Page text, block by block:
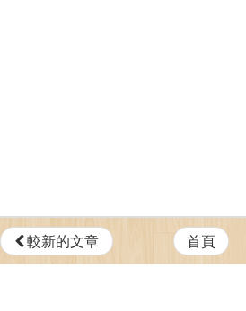
較新的文章 首頁